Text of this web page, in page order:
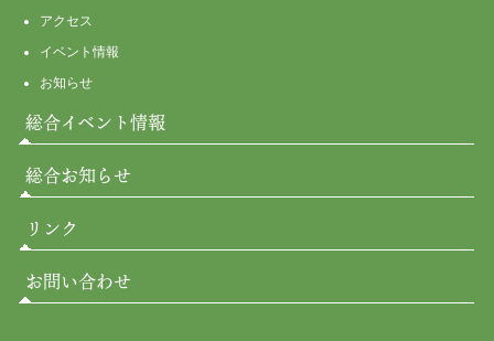
アクセス
イベント情報
お知らせ
総合イベント情報
総合お知らせ
リンク
お問い合わせ